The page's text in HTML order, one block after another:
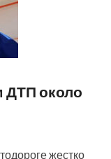
ДТП около
жестко